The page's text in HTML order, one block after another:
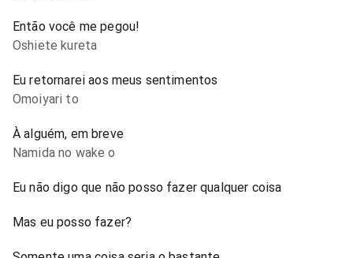
Então você me pegou!
Oshiete kureta
Eu retornarei aos meus sentimentos
Omoiyari to
À alguém, em breve
Namida no wake o
Eu não digo que não posso fazer qualquer coisa
Mas eu posso fazer?